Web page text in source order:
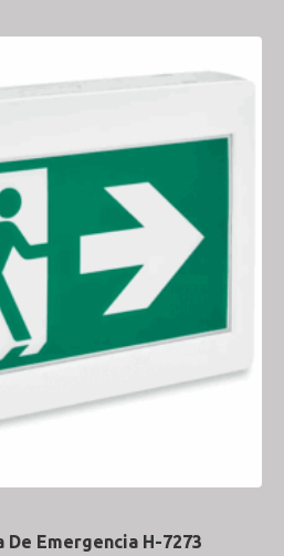
De Emergencia H-7273